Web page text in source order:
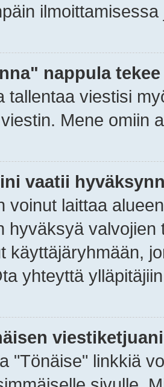
nappula
tallentaa viestisi
Mene omiin
vaatii
voinut laittaa
hyväksyä
käyttäjäryhmään,
yhteyttä
"Tönäise" linkkiä